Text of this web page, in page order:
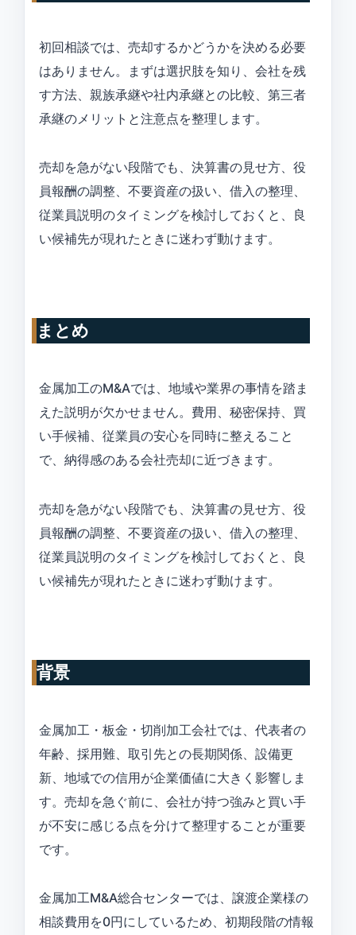
初回相談では、売却するかどうかを決める必要
はありません。まずは選択肢を知り、会社を残
す方法、親族承継や社内承継との比較、第三者
承継のメリットと注意点を整理します。
売却を急がない段階でも、決算書の見せ方、役
員報酬の調整、不要資産の扱い、借入の整理、
従業員説明のタイミングを検討しておくと、良
い候補先が現れたときに迷わず動けます。
まとめ
金属加工のM&Aでは、地域や業界の事情を踏ま
えた説明が欠かせません。費用、秘密保持、買
い手候補、従業員の安心を同時に整えること
で、納得感のある会社売却に近づきます。
売却を急がない段階でも、決算書の見せ方、役
員報酬の調整、不要資産の扱い、借入の整理、
従業員説明のタイミングを検討しておくと、良
い候補先が現れたときに迷わず動けます。
背景
金属加工・板金・切削加工会社では、代表者の
年齢、採用難、取引先との長期関係、設備更
新、地域での信用が企業価値に大きく影響しま
す。売却を急ぐ前に、会社が持つ強みと買い手
が不安に感じる点を分けて整理することが重要
です。
金属加工M&A総合センターでは、譲渡企業様の
相談費用を0円にしているため、初期段階の情報